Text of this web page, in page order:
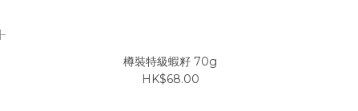
樽裝特級蝦籽 70g
HK$68.00